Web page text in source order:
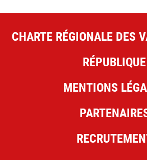
CHARTE RÉGIONALE DES
RÉPUBLIQUE
MENTIONS